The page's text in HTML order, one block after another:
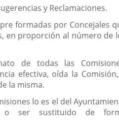
y Reclamaciones.
formadas por Concejales
en proporción al número de
de todas las
efectiva, oída la
la misma.
lo es el del
o ser sustituido de